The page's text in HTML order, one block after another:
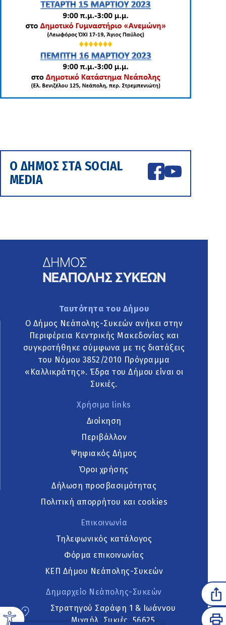
Ο ΔΗΜΟΣ ΣΤΑ SOCIAL
MEDIA
Ταυτότητα του Δήμου
Ο Δήμος Νεάπολης-Συκεών ανήκει στην
Περιφέρεια Κεντρικής Μακεδονίας και
συγκροτήθηκε σύμφωνα με τις διατάξεις
του Νόμου 3852/2010 Πρόγραμμα
«Καλλικράτης». Έδρα του Δήμου είναι οι
Συκιές.
Χρήσιμα links
Διοίκηση
Περιβάλλον
Ψηφιακός Δήμος
Όροι χρήσης
Δήλωση προσβασιμότητας
Πολιτική απορρήτου και cookies
Επικοινωνία
Τηλεφωνικός κατάλογος
Φόρμα επικοινωνίας
ΚΕΠ Δήμου Νεάπολης-Συκεών
Δημαρχείο Νεάπολης-Συκεών
Στρατηγού Σαράφη 1 & Ιωάννου
Μιχαήλ, Συκιές, 56625